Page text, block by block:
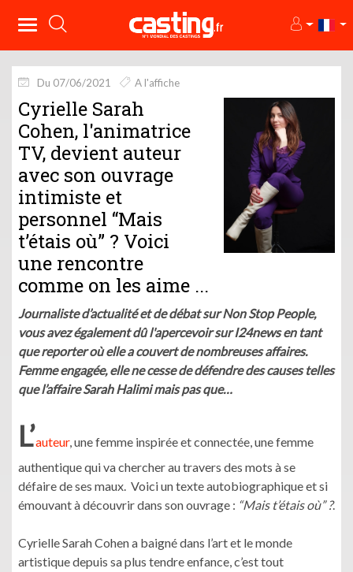
Du 07/06/2021 A l'affiche
Cyrielle Sarah
Cohen, l'animatrice
TV, devient auteur
avec son ouvrage
intimiste et
personnel “Mais
t’étais où” ? Voici
une rencontre
comme on les aime ...
Journaliste d’actualité et de débat sur Non Stop People,
vous avez également dû l'apercevoir sur I24news en tant
que reporter où elle a couvert de nombreuses affaires.
Femme engagée, elle ne cesse de défendre des causes telles
que l’affaire Sarah Halimi mais pas que…
L’auteur, une femme inspirée et connectée, une femme
authentique qui va chercher au travers des mots à se
défaire de ses maux. Voici un texte autobiographique et si
émouvant à découvrir dans son ouvrage : “Mais t’étais où” ?.
Cyrielle Sarah Cohen a baigné dans l’art et le monde
artistique depuis sa plus tendre enfance, c’est tout